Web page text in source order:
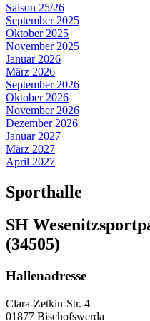
Saison 25/26
September 2025
Oktober 2025
November 2025
Januar 2026
März 2026
September 2026
Oktober 2026
November 2026
Dezember 2026
Januar 2027
März 2027
April 2027
Sporthalle
SH
(34505)
Hallenadresse
Clara-Zetkin-Str. 4
01877 Bischofswerda